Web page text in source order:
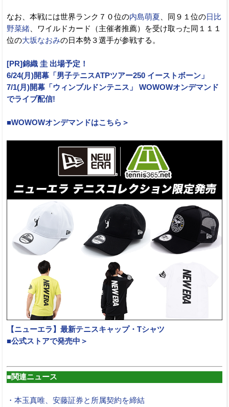
なお、本戦には世界ランク７０位の内島萌夏 、同９１位の日比
野菜緒 、ワイルドカード（主催者推薦）を受け取った同１１１
位の大坂なおみの日本勢３選手が参戦する。
[PR]錦織 圭 出場予定！
6/24(月)開幕「男子テニスATPツアー250 イーストボーン」
7/1(月)開幕「ウィンブルドンテニス」 WOWOWオンデマンド
でライブ配信!
■WOWOWオンデマンドはこちら＞
【ニューエラ】最新テニスキャップ・Tシャツ
■公式ストアで発売中＞
■関連ニュース
・本玉真唯、安藤証券と所属契約を締結